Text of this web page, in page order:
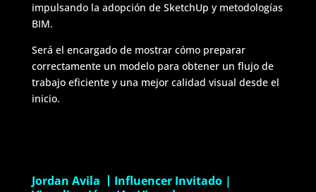
impulsando la adopción de SketchUp y metodologías
BIM.
Será el encargado de mostrar cómo preparar
correctamente un modelo para obtener un flujo de
trabajo eficiente y una mejor calidad visual desde el
inicio.
Jordan Avila 丨Influencer Invitado |